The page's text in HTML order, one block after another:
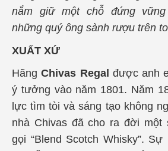
nắm giữ một chỗ đứng
những quý ông sành rượu trên
XUẤT XỨ
HãngChivas Regal được anh
ý tưởng vào năm 1801. Năm
lực tìm tòi và sáng tạo không
nhà Chivas đã cho ra đời một
gọi “Blend Scotch Whisky”.